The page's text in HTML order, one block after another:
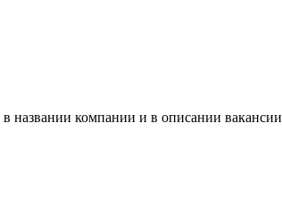
названии компании и в описании вакансии